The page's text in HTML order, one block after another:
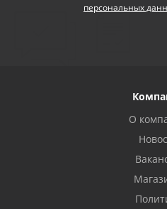
персональных
О